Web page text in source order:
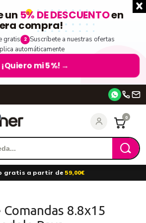
un 5% DE DESCUENTOen
compra!
gratis 2 Suscríbete a nuestras ofertas
automáticamente
¡Quiero mi 5%! →
0
gratis a partir de 59,00€
8.8x15